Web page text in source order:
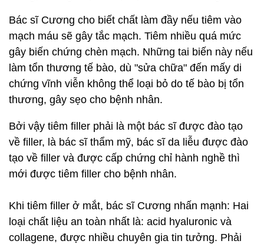
Bác sĩ Cương cho biết chất làm đầy nếu tiêm vào
mạch máu sẽ gây tắc mạch. Tiêm nhiều quá mức
gây biến chứng chèn mạch. Những tai biến này nếu
làm tổn thương tế bào, dù "sửa chữa" đến mấy di
chứng vĩnh viễn không thể loại bỏ do tế bào bị tổn
thương, gây sẹo cho bệnh nhân.
Bởi vậy tiêm filler phải là một bác sĩ được đào tạo
về filler, là bác sĩ thẩm mỹ, bác sĩ da liễu được đào
tạo về filler và được cấp chứng chỉ hành nghề thì
mới được tiêm filler cho bệnh nhân.
Khi tiêm filler ở mắt, bác sĩ Cương nhấn mạnh: Hai
loại chất liệu an toàn nhất là: acid hyaluronic và
collagene, được nhiều chuyên gia tin tưởng. Phải